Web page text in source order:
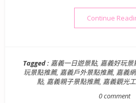
Continue
Tagged : 嘉義一日遊景點, 嘉義好玩景
玩景點推薦, 嘉義戶外景點推薦, 嘉義
點, 嘉義親子景點推薦, 嘉義觀光
0 comment